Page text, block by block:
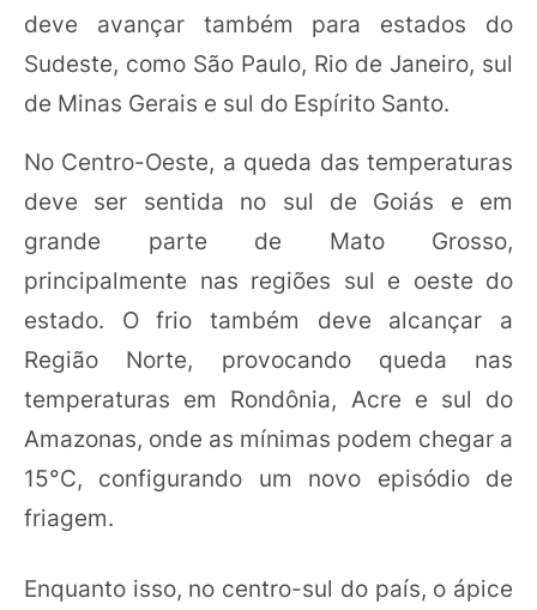
deve avançar também para estados do
Sudeste, como São Paulo, Rio de Janeiro, sul
de Minas Gerais e sul do Espírito Santo.
No Centro-Oeste, a queda das temperaturas
deve ser sentida no sul de Goiás e em
grande parte de Mato Grosso,
principalmente nas regiões sul e oeste do
estado. O frio também deve alcançar a
Região Norte, provocando queda nas
temperaturas em Rondônia, Acre e sul do
Amazonas, onde as mínimas podem chegar a
15°C, configurando um novo episódio de
friagem.
Enquanto isso, no centro-sul do país, o ápice